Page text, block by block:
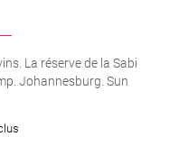
La réserve de la Sabi
Johannesburg. Sun